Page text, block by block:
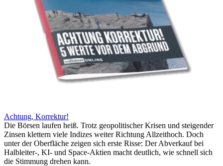
Achtung, Korrektur!
Die Börsen laufen heiß. Trotz geopolitischer Krisen und steigender
Zinsen klettern viele Indizes weiter Richtung Allzeithoch. Doch
unter der Oberfläche zeigen sich erste Risse: Der Abverkauf bei
Halbleiter-, KI- und Space-Aktien macht deutlich, wie schnell sich
die Stimmung drehen kann.